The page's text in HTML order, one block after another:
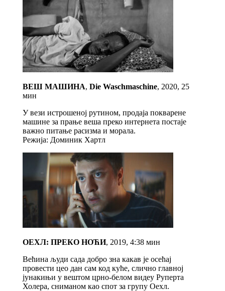
ВЕШ МАШИНА, Die Waschmaschine, 2020, 25
мин
У вези истрошеној рутином, продаја покварене
машине за прање веша преко интернета постаје
важно питање расизма и морала.
Режија: Доминик Хартл
ОЕХЛ: ПРЕКО НОЋИ, 2019, 4:38 мин
Већина људи сада добро зна какав је осећај
провести цео дан сам код куће, слично главној
јунакињи у вештом црно-белом видеу Руперта
Холера, сниманом као спот за групу Оехл.